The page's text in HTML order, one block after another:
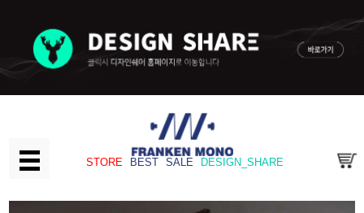
STORE BEST SALE DESIGN_SHARE